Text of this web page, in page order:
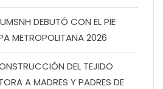
DEBUTÓ CON EL PIE
METROPOLITANA 2026
DEL TEJIDO
A MADRES Y PADRES DE